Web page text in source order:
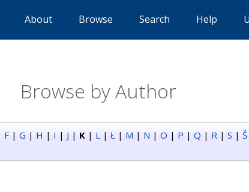
About Browse Search Help
Browse by Author
F | G | H | I | J | K | L | Ł | M | N | O | P | Q | R | S | Š